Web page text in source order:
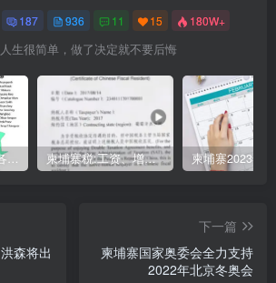
187 936 11 15 180W+
人生很简单，做了决定就不要后悔
柬埔寨首都金边市各区与分区名称分布 柬埔寨税:工资、增值、预扣、利润、专利、产业、注册税
森将出
下一篇
柬埔寨国家奥委会全力支持
2022年北京冬奥会